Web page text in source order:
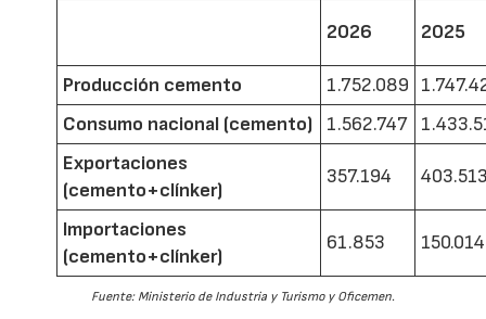
2026 2025
Producción cemento 1.752.089
Consumo nacional (cemento)
1.562.747
Exportaciones
(cemento+clínker)
357.194
Importaciones
(cemento+clínker)
61.853 150.014
Fuente: Ministerio de Industria y Turismo y Oficemen.